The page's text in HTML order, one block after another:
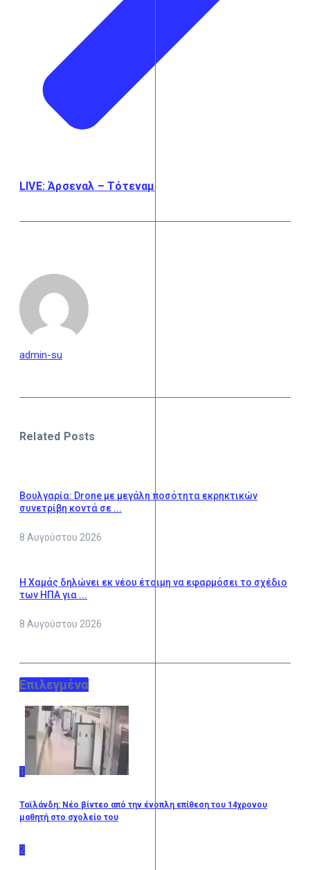
LIVE: Άρσεναλ – Τότεναμ
admin-su
Related Posts
Βουλγαρία: Drone με μεγάλη ποσότητα εκρηκτικών
συνετρίβη κοντά σε ...
8 Αυγούστου 2026
Η Χαμάς δηλώνει εκ νέου έτοιμη να εφαρμόσει το σχέδιο
των ΗΠΑ για ...
8 Αυγούστου 2026
Επιλεγμένα
1
Ταϊλάνδη: Νέο βίντεο από την ένοπλη επίθεση του 14χρονου
μαθητή στο σχολείο του
2